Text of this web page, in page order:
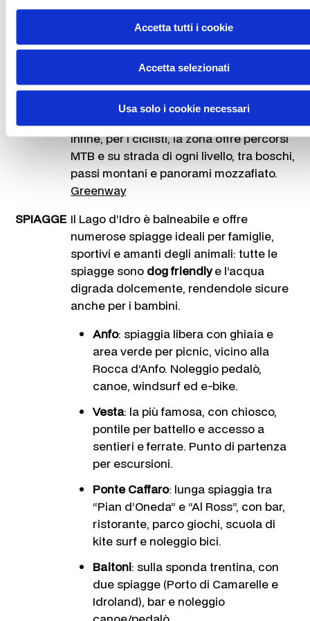
Accetta tutti i cookie
Accetta selezionati
Usa solo i cookie necessari
Ferrate di Casto (nel Parco delle
Fucine, con 14 tratti di varia
difficoltà)ferratecasto.com
Il lago è anche meta per il parapendio,
con lanci dal Monte Alpo e Monte Stino,
facilmente raggiungibili in auto o bus.
Infine, per i ciclisti, la zona offre percorsi
MTB e su strada di ogni livello, tra boschi,
passi montani e panorami mozzafiato.
Greenway
SPIAGGE Il Lago d’Idro è balneabile e offre
numerose spiagge ideali per famiglie,
sportivi e amanti degli animali: tutte le
spiagge sono dog friendlye l’acqua
digrada dolcemente, rendendole sicure
anche per i bambini.
Anfo: spiaggia libera con ghiaia e
area verde per picnic, vicino alla
Rocca d’Anfo. Noleggio pedalò,
canoe, windsurf ed e-bike.
Vesta: la più famosa, con chiosco,
pontile per battello e accesso a
sentieri e ferrate. Punto di partenza
per escursioni.
Ponte Caffaro: lunga spiaggia tra
“Pian d’Oneda” e “Al Ross”, con bar,
ristorante, parco giochi, scuola di
kite surf e noleggio bici.
Baitoni: sulla sponda trentina, con
due spiagge (Porto di Camarelle e
Idroland), bar e noleggio